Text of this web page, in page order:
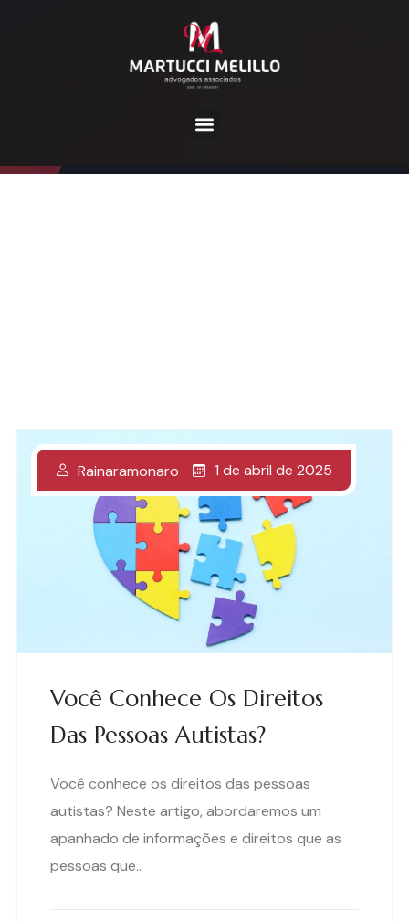
Tag:CIPTEA
Você Conhece Os Direitos
Das Pessoas Autistas?
Rainaramonaro 1 de abril de 2025
Você conhece os direitos das pessoas
autistas? Neste artigo, abordaremos um
apanhado de informações e direitos que as
pessoas que..